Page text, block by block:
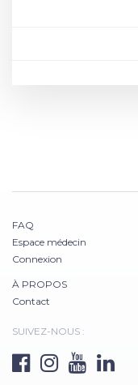
FAQ
Espace médecin
Connexion
À PROPOS
Contact
SUIVEZ-NOUS :